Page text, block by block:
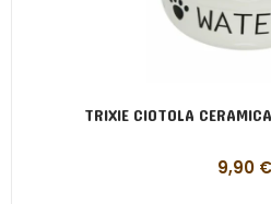
TRIXIE CIOTOLA
9,90 €